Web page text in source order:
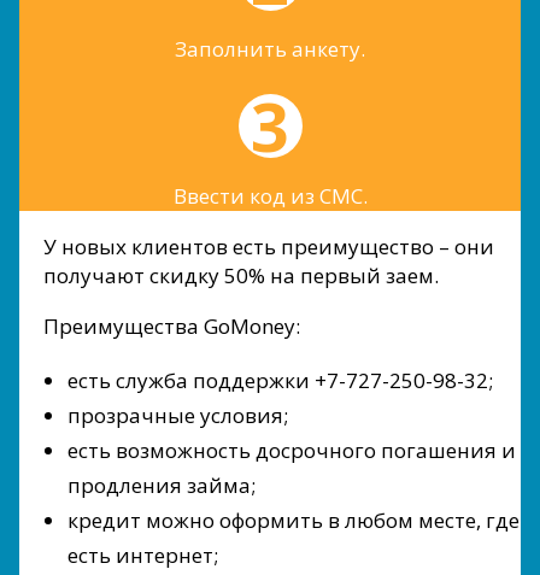
Заполнить анкету.
Ввести код из СМС.
У новых клиентов есть преимущество – они
получают скидку 50% на первый заем.
Преимущества GoMoney:
есть служба поддержки +7-727-250-98-32;
прозрачные условия;
есть возможность досрочного погашения и
продления займа;
кредит можно оформить в любом месте, где
есть интернет;